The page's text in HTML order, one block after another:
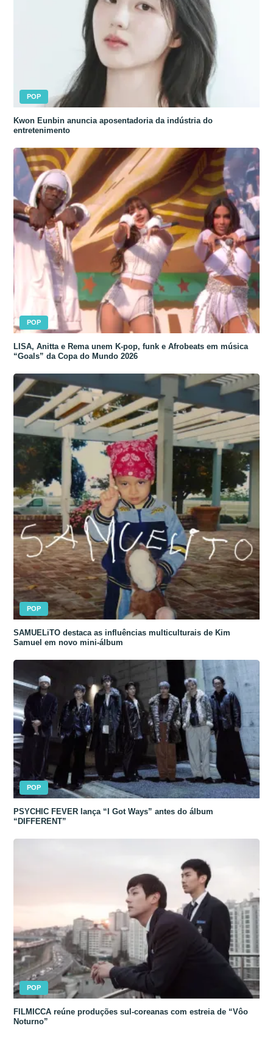
POP
Kwon Eunbin anuncia aposentadoria da indústria do
entretenimento
POP
LISA, Anitta e Rema unem K-pop, funk e Afrobeats em música
“Goals” da Copa do Mundo 2026
POP
SAMUELiTO destaca as influências multiculturais de Kim
Samuel em novo mini-álbum
POP
PSYCHIC FEVER lança “I Got Ways” antes do álbum
“DIFFERENT”
POP
FILMICCA reúne produções sul-coreanas com estreia de “Vôo
Noturno”